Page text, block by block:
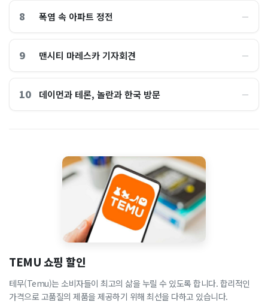
8 폭염 속 아파트 정전 ―
9 맨시티 마레스카 기자회견 ―
10 데이먼과 테론, 놀란과 한국 방문 ―
TEMU 쇼핑 할인
테무(Temu)는 소비자들이 최고의 삶을 누릴 수 있도록 합니다. 합리적인
가격으로 고품질의 제품을 제공하기 위해 최선을 다하고 있습니다.